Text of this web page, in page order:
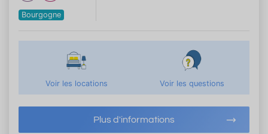
Bourgogne
Voir les locations Voir les questions
Plus d'informations